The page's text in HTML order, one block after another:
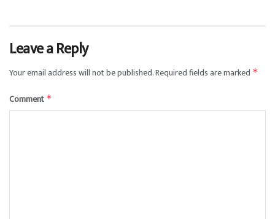
Leave a Reply
Your email address will not be published.Required fields are marked *
Comment *